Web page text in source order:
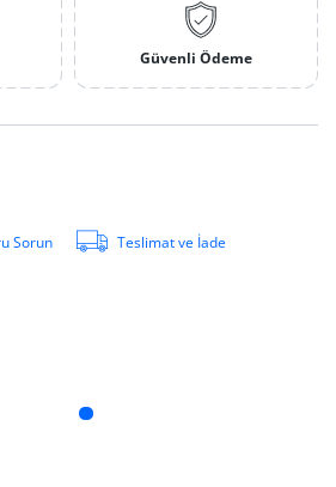
Güvenli Ödeme
Sorun Teslimat ve İade